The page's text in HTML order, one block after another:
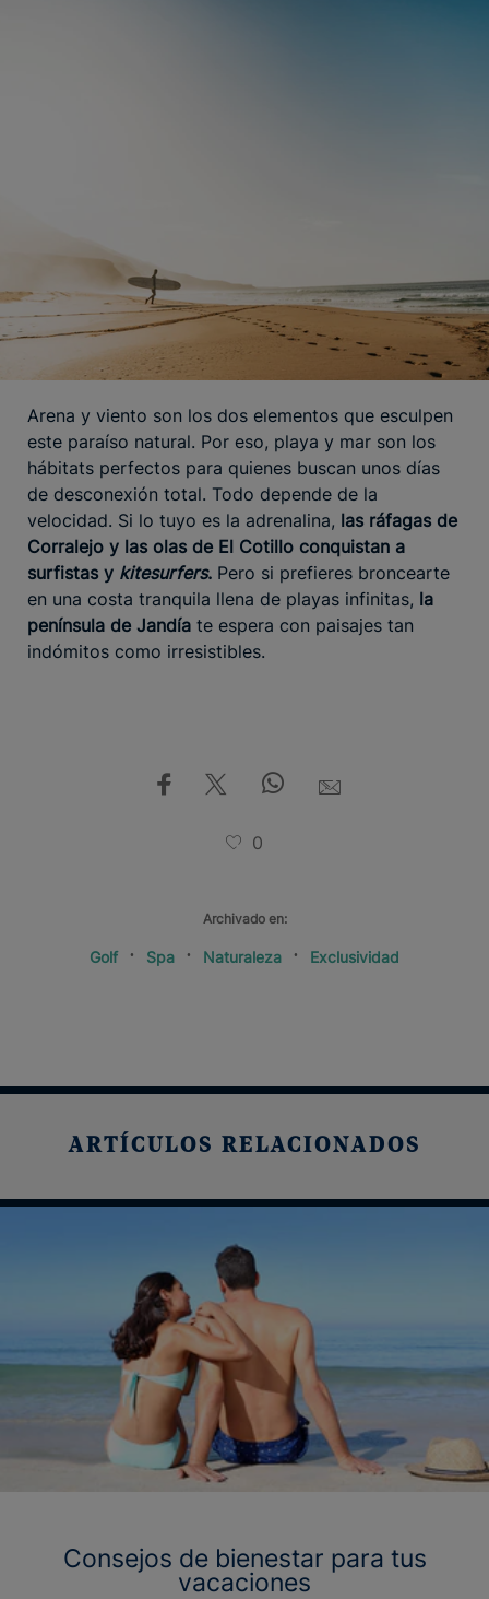
Arena y viento son los dos elementos que esculpen
este paraíso natural. Por eso, playa y mar son los
hábitats perfectos para quienes buscan unos días
de desconexión total. Todo depende de la
velocidad. Si lo tuyo es la adrenalina, las ráfagas de
Corralejo y las olas de El Cotillo conquistan a
surfistas y kitesurfers. Pero si prefieres broncearte
en una costa tranquila llena de playas infinitas, la
península de Jandía te espera con paisajes tan
indómitos como irresistibles.
0
Archivado en:
Golf Spa Naturaleza Exclusividad
ARTÍCULOS RELACIONADOS
Consejos de bienestar para tus
vacaciones